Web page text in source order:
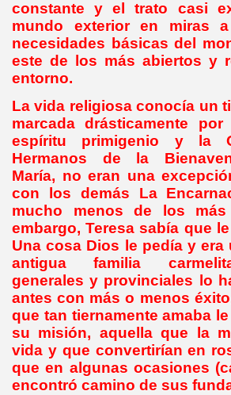
constante y el trato casi
mundo exterior en miras
necesidades básicas del
este de los más abiertos y
entorno.
La vida religiosa conocía un
marcada drásticamente
espíritu primigenio y la
Hermanos de la
María, no eran una
con los demás La
mucho menos de los más
embargo, Teresa sabía que
Una cosa Dios le pedía y era
antigua familia
generales y provinciales lo
antes con más o menos
que tan tiernamente amaba
su misión, aquella que la
vida y que convertirían en
que en algunas ocasiones
encontró camino de sus